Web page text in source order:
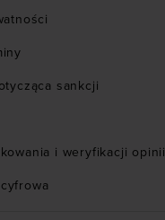
sankcji
i weryfikacji opinii